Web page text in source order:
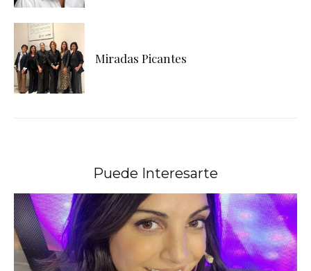
Miradas Picantes
Puede Interesarte